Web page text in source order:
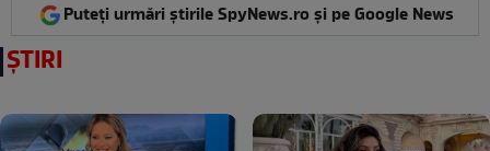
Puteți urmări știrile SpyNews.ro și pe Google News
ȘTIRI